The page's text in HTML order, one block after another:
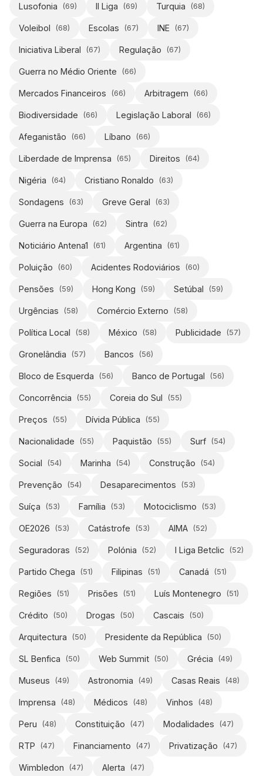
Lusofonia (69) II Liga (69) Turquia (68)
Voleibol (68) Escolas (67) INE (67)
Iniciativa Liberal (67) Regulação (67)
Guerra no Médio Oriente (66)
Mercados Financeiros (66) Arbitragem (66)
Biodiversidade (66) Legislação Laboral (66)
Afeganistão (66) Líbano (66)
Liberdade de Imprensa (65) Direitos (64)
Nigéria (64) Cristiano Ronaldo (63)
Sondagens (63) Greve Geral (63)
Guerra na Europa (62) Sintra (62)
Noticiário Antena1 (61) Argentina (61)
Poluição (60) Acidentes Rodoviários (60)
Pensões (59) Hong Kong (59) Setúbal (59)
Urgências (58) Comércio Externo (58)
Política Local (58) México (58) Publicidade (57)
Gronelândia (57) Bancos (56)
Bloco de Esquerda (56) Banco de Portugal (56)
Concorrência (55) Coreia do Sul (55)
Preços (55) Dívida Pública (55)
Nacionalidade (55) Paquistão (55) Surf (54)
Social (54) Marinha (54) Construção (54)
Prevenção (54) Desaparecimentos (53)
Suíça (53) Família (53) Motociclismo (53)
OE2026 (53) Catástrofe (53) AIMA (52)
Seguradoras (52) Polónia (52) I Liga Betclic (52)
Partido Chega (51) Filipinas (51) Canadá (51)
Regiões (51) Prisões (51) Luís Montenegro (51)
Crédito (50) Drogas (50) Cascais (50)
Arquitectura (50) Presidente da República (50)
SL Benfica (50) Web Summit (50) Grécia (49)
Museus (49) Astronomia (49) Casas Reais (48)
Imprensa (48) Médicos (48) Vinhos (48)
Peru (48) Constituição (47) Modalidades (47)
RTP (47) Financiamento (47) Privatização (47)
Wimbledon (47) Alerta (47)